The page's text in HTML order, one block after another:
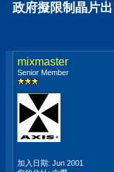
政府擬限制晶片
mixmaster
Senior Member
加入日期: Jun 2001